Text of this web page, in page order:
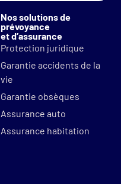
Nos solutions de
prévoyance
et d’assurance
Protection juridique
Garantie accidents de la
vie
Garantie obsèques
Assurance auto
Assurance habitation